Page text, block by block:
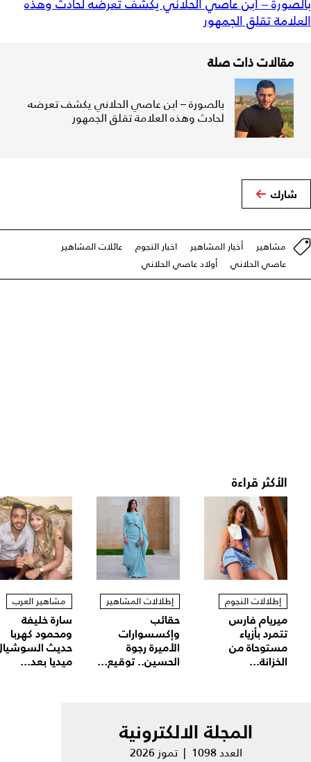
بالصورة – ابن عاصي الحلاني يكشف تعرضه لحادث وهذه
العلامة تقلق الجمهور
مقالات ذات صلة
بالصورة – ابن عاصي الحلاني يكشف تعرضه
لحادث وهذه العلامة تقلق الجمهور
شارك
مشاهير أخبار المشاهير اخبار النجوم
عائلات المشاهير
عاصي الحلاني
أولاد عاصي الحلاني
الأكثر قراءة
إطلالات النجوم
ميريام فارس
تتمرد بأزياء
مستوحاة من
الخزانة...
إطلالات المشاهير
حقائب
وإكسسوارات
الأميرة رجوة
الحسين.. توقيع...
مشاهير العرب
سارة خليفة
ومحمود كهربا
حديث
ميديا بعد...
المجلة الالكترونية
العدد 1098 | تموز 2026